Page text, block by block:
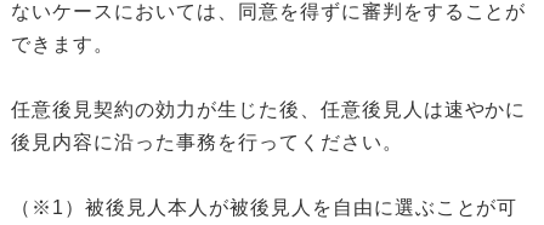
ないケースにおいては、同意を得ずに審判をすることが
できます。
任意後見契約の効力が生じた後、任意後見人は速やかに
後見内容に沿った事務を行ってください。
（※1）被後見人本人が被後見人を自由に選ぶことが可